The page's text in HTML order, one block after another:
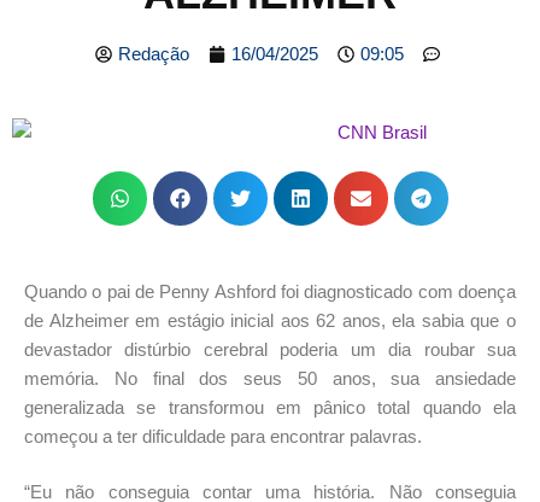
Redação 16/04/2025 09:05
Quando o pai de Penny Ashford foi diagnosticado com doença
de Alzheimer em estágio inicial aos 62 anos, ela sabia que o
devastador distúrbio cerebral poderia um dia roubar sua
memória. No final dos seus 50 anos, sua ansiedade
generalizada se transformou em pânico total quando ela
começou a ter dificuldade para encontrar palavras.
“Eu não conseguia contar uma história. Não conseguia